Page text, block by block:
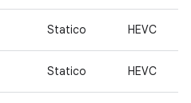
Statico HEVC
Statico HEVC